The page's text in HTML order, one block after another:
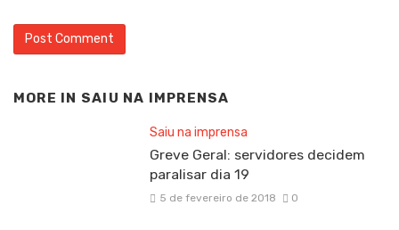
MORE IN SAIU NA IMPRENSA
Saiu na imprensa
Greve Geral: servidores decidem
paralisar dia 19
5 de fevereiro de 2018 0